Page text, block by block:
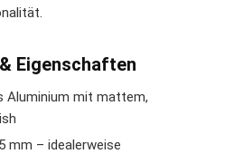
Eigenschaften
Aluminium mit mattem,
mm – idealerweise